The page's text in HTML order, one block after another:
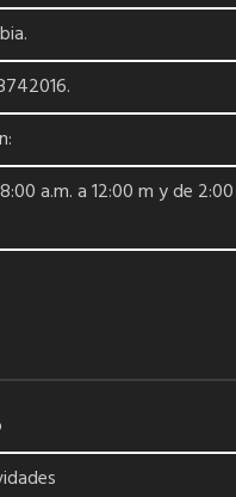
a.m. a 12:00 m y de